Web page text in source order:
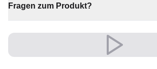
Fragen zum Produkt?